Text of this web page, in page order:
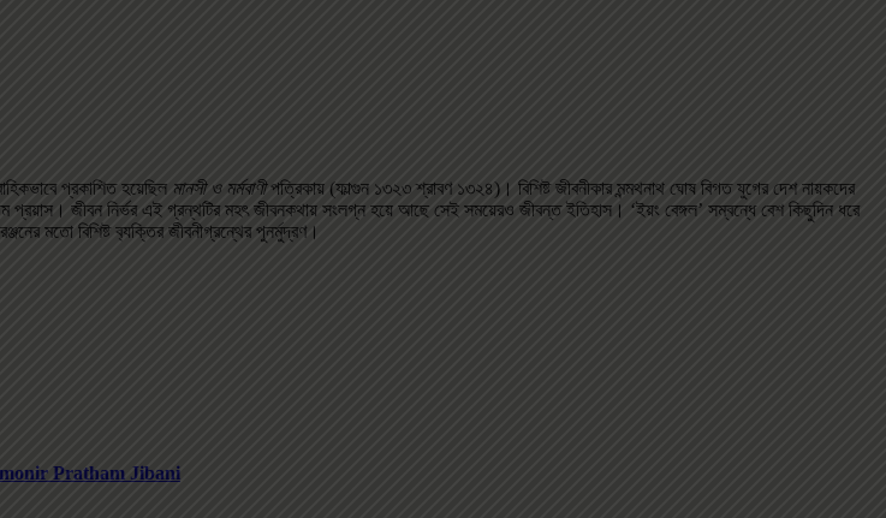
প্রকাশিত হয়েছিল মানসী ও মর্মবাণীপত্রিকায় (ফাল্গুন ১৩২৩ শ্রাবণ ১৩২৪)। বিশিষ্ট জীবনীকার মন্মথনাথ ঘোষ বিগত যুগের দেশ নায়কদের
জীবন নির্ভর এই গ্রন্থটির মহৎ জীবনকথায় সংলগ্ন হয়ে আছে সেই সময়েরও জীবন্ত ইতিহাস। ‘ইয়ং বেঙ্গল’ সম্বন্ধে বেশ কিছুদিন ধরে
মতো বিশিষ্ট ব‌্যক্তির জীবনীগ্রন্থের পুনর্মুদ্রণ।
Pratham Jibani